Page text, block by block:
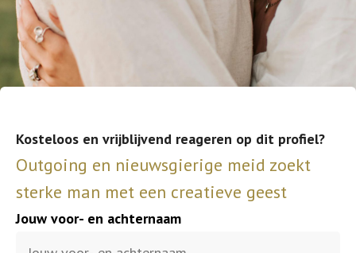
Kosteloos en vrijblijvend reageren op dit profiel?
Outgoing en nieuwsgierige meid zoekt
sterke man met een creatieve geest
Jouw voor- en achternaam